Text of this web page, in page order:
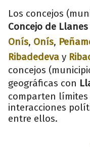
Los concejos
Concejo de Llanes
Onís, Onís,
Ribadedeva y
concejos
geográficas con
comparten
interacciones
entre ellos.